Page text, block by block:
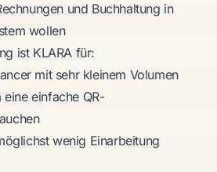
und Buchhaltung in
wollen
ist KLARA für:
mit sehr kleinem Volumen
einfache QR-
wenig Einarbeitung